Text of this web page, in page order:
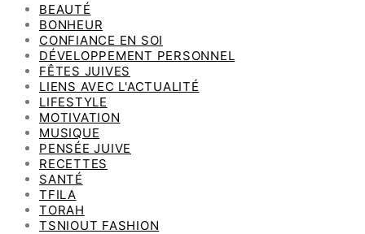
BEAUTÉ
BONHEUR
CONFIANCE EN SOI
DÉVELOPPEMENT PERSONNEL
FÊTES JUIVES
LIENS AVEC L'ACTUALITÉ
LIFESTYLE
MOTIVATION
MUSIQUE
PENSÉE JUIVE
RECETTES
SANTÉ
TFILA
TORAH
TSNIOUT FASHION